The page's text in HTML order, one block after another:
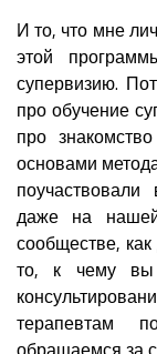
И то, что мне
этой
супервизию.
про обучение
про
основами
даже на
сообществе,
то, к чему вы
терапевтам